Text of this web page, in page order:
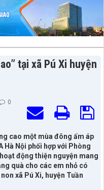
tại xã Pú Xi huyện
0
cao một mùa đông ấm áp
Hà Nội phối hợp với Phòng
động thiện nguyện mang
quà cho các em nhỏ có
xã Pú Xi, huyện Tuần